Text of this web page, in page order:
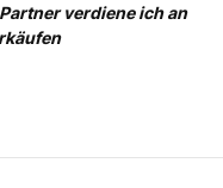
verdiene ich an